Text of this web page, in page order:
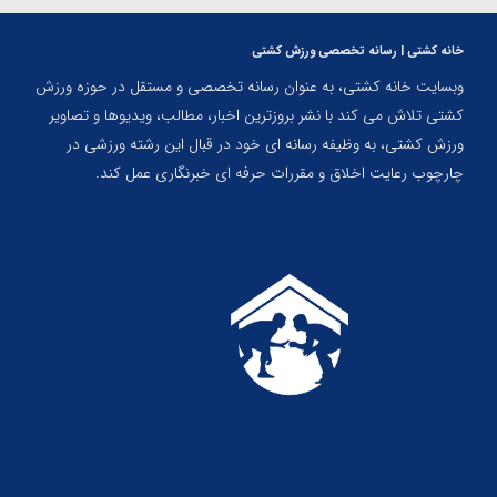
خانه کشتی | رسانه تخصصی ورزش کشتی
وبسایت خانه کشتی، به عنوان رسانه تخصصی و مستقل در حوزه ورزش
کشتی تلاش می کند با نشر بروزترین اخبار، مطالب، ویدیوها و تصاویر
ورزش کشتی، به وظیفه رسانه ای خود در قبال این رشته ورزشی در
چارچوب رعایت اخلاق و مقررات حرفه ای خبرنگاری عمل کند.